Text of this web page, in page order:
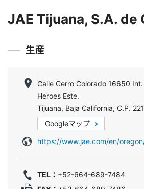
JAE Tijuana, S.A. de
生産
Calle Cerro Colorado 16650
Heroes Este.
Tijuana, Baja California, C.P.
Googleマップ
https://www.jae.com/en/
TEL： +52-664-689-7484